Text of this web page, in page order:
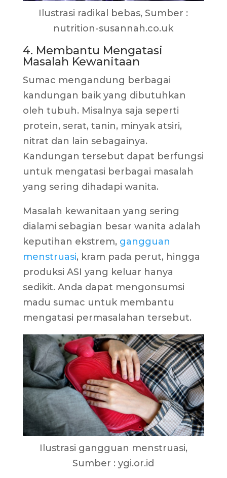
Ilustrasi radikal bebas, Sumber :
nutrition-susannah.co.uk
4. Membantu Mengatasi
Masalah Kewanitaan
Sumac mengandung berbagai
kandungan baik yang dibutuhkan
oleh tubuh. Misalnya saja seperti
protein, serat, tanin, minyak atsiri,
nitrat dan lain sebagainya.
Kandungan tersebut dapat berfungsi
untuk mengatasi berbagai masalah
yang sering dihadapi wanita.
Masalah kewanitaan yang sering
dialami sebagian besar wanita adalah
keputihan ekstrem, gangguan
menstruasi, kram pada perut, hingga
produksi ASI yang keluar hanya
sedikit. Anda dapat mengonsumsi
madu sumac untuk membantu
mengatasi permasalahan tersebut.
Ilustrasi gangguan menstruasi,
Sumber : ygi.or.id